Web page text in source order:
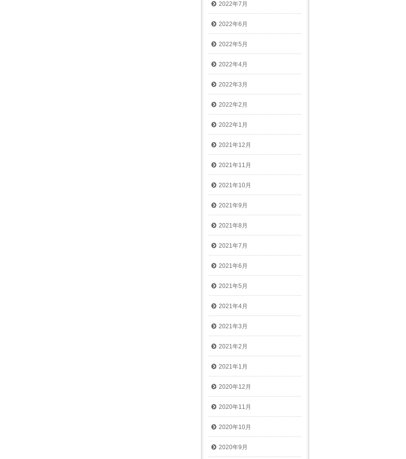
2022年7月
2022年6月
2022年5月
2022年4月
2022年3月
2022年2月
2022年1月
2021年12月
2021年11月
2021年10月
2021年9月
2021年8月
2021年7月
2021年6月
2021年5月
2021年4月
2021年3月
2021年2月
2021年1月
2020年12月
2020年11月
2020年10月
2020年9月